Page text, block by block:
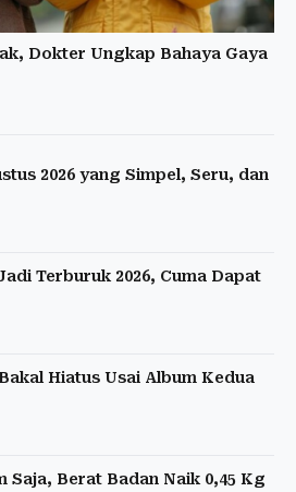
Dokter Ungkap Bahaya Gaya
2026 yang Simpel, Seru, dan
Terburuk 2026, Cuma Dapat
Hiatus Usai Album Kedua
Saja, Berat Badan Naik 0,45 Kg